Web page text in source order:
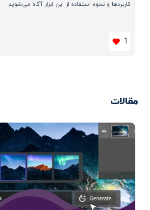
کاربردها و نحوه استفاده از این ابزار آگاه می‌شوید
1
مقالات